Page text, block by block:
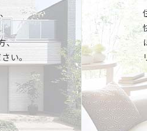
、
い。
「いつ
マイホー
家の性能は
お気軽にご
「土地
。キッチン、洗面
ムをまとめてご覧
らしをイメージ
真だけではわか